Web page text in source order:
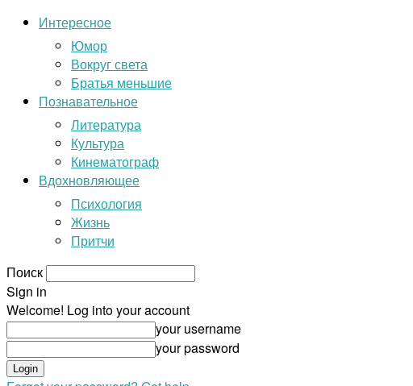
Интересное
Юмор
Вокруг света
Братья меньшие
Познавательное
Литература
Культура
Кинематограф
Вдохновляющее
Психология
Жизнь
Притчи
Поиск
Sign in
Welcome! Log into your account
your username
your password